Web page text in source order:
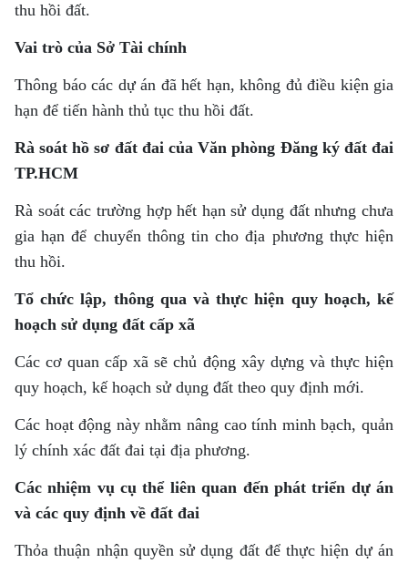
thu hồi đất.
Vai trò của Sở Tài chính
Thông báo các dự án đã hết hạn, không đủ điều kiện gia
hạn để tiến hành thủ tục thu hồi đất.
Rà soát hồ sơ đất đai của Văn phòng Đăng ký đất đai
TP.HCM
Rà soát các trường hợp hết hạn sử dụng đất nhưng chưa
gia hạn để chuyển thông tin cho địa phương thực hiện
thu hồi.
Tổ chức lập, thông qua và thực hiện quy hoạch, kế
hoạch sử dụng đất cấp xã
Các cơ quan cấp xã sẽ chủ động xây dựng và thực hiện
quy hoạch, kế hoạch sử dụng đất theo quy định mới.
Các hoạt động này nhằm nâng cao tính minh bạch, quản
lý chính xác đất đai tại địa phương.
Các nhiệm vụ cụ thể liên quan đến phát triển dự án
và các quy định về đất đai
Thỏa thuận nhận quyền sử dụng đất để thực hiện dự án